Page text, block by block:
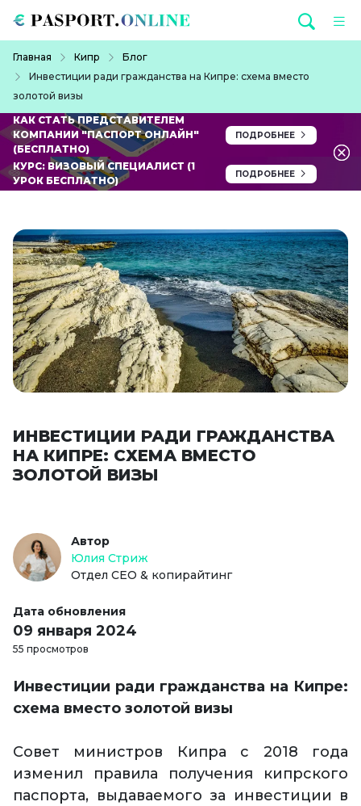
Главная Кипр
Блог
Инвестиции ради гражданства на Кипре: схема вместо
золотой визы
КАК СТАТЬ ПРЕДСТАВИТЕЛЕМ
КОМПАНИИ "ПАСПОРТ ОНЛАЙН"
(БЕСПЛАТНО)
ПОДРОБНЕЕ
КУРС: ВИЗОВЫЙ СПЕЦИАЛИСТ (1
УРОК БЕСПЛАТНО)
ПОДРОБНЕЕ
ИНВЕСТИЦИИ РАДИ ГРАЖДАНСТВА
НА КИПРЕ: СХЕМА ВМЕСТО
ЗОЛОТОЙ ВИЗЫ
Автор
Юлия Стриж
Отдел СЕО & копирайтинг
Дата обновления
09 января 2024
55 просмотров
Инвестиции ради гражданства на Кипре:
схема вместо золотой визы
Совет министров Кипра с 2018 года
изменил правила получения кипрского
паспорта, выдаваемого за инвестиции в